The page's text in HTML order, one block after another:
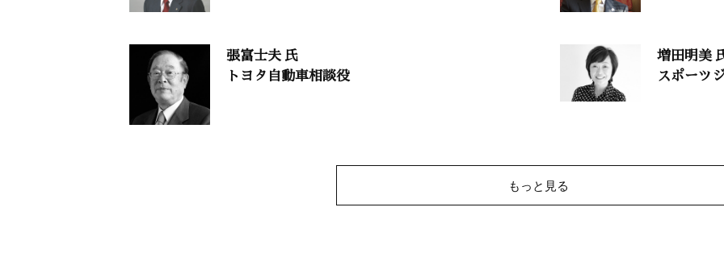
渡部昇一（上智大学名誉教授） 伊藤和磨（パーソナル・トレー
干支九星学
井上象英
小説・荻生徂徠8
童門冬二（作家）
張富士夫 氏
トヨタ自動車相談役
増田明美
スポーツ
もっと見る